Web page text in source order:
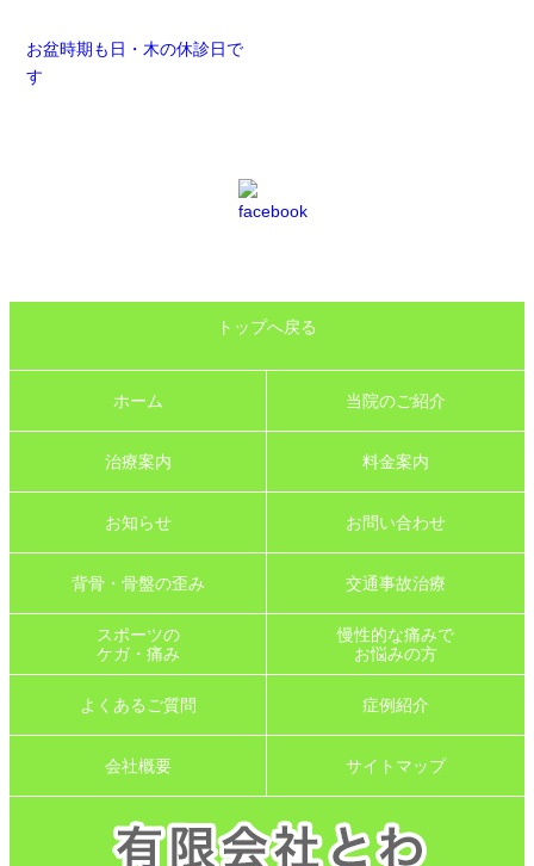
お盆時期も日・木の休診日で
す
トップへ戻る
ホーム 当院のご紹介
治療案内 料金案内
お知らせ お問い合わせ
背骨・骨盤の歪み 交通事故治療
スポーツの
ケガ・痛み
慢性的な痛みで
お悩みの方
よくあるご質問 症例紹介
会社概要 サイトマップ